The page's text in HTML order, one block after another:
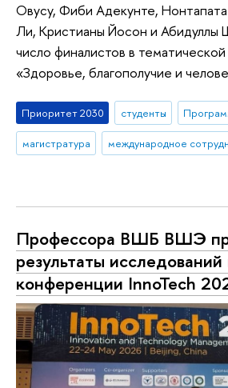
Овусу, Фиби Адекунте, Нонтапата
Ли, Кристианы Йосон и Абидуллы
число финалистов в тематической
«Здоровье, благополучие и
Приоритет 2030 студенты
магистратура международное
Профессора ВШБ ВШЭ
результаты исследований
конференции InnoTech